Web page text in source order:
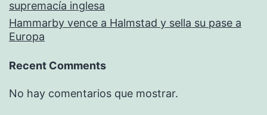
supremacía inglesa
Hammarby vence a Halmstad y sella su pase a
Europa
Recent Comments
No hay comentarios que mostrar.